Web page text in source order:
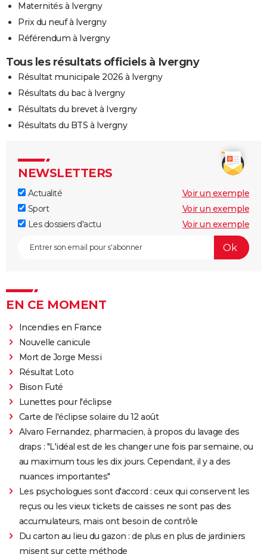
Maternités à Ivergny
Prix du neuf à Ivergny
Référendum à Ivergny
Tous les résultats officiels à Ivergny
Résultat municipale 2026 à Ivergny
Résultats du bac à Ivergny
Résultats du brevet à Ivergny
Résultats du BTS à Ivergny
NEWSLETTERS
Actualité
Voir un exemple
Sport
Voir un exemple
Les dossiers d'actu
Voir un exemple
EN CE MOMENT
Incendies en France
Nouvelle canicule
Mort de Jorge Messi
Résultat Loto
Bison Futé
Lunettes pour l'éclipse
Carte de l'éclipse solaire du 12 août
Alvaro Fernandez, pharmacien, à propos du lavage des
draps : "L'idéal est de les changer une fois par semaine, ou
au maximum tous les dix jours. Cependant, il y a des
nuances importantes"
Les psychologues sont d'accord : ceux qui conservent les
reçus ou les vieux tickets de caisses ne sont pas des
accumulateurs, mais ont besoin de contrôle
Du carton au lieu du gazon : de plus en plus de jardiniers
misent sur cette méthode